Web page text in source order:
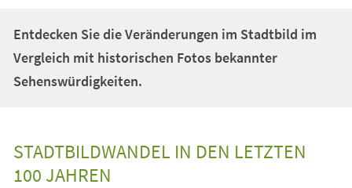
Entdecken Sie die Veränderungen im Stadtbild im
Vergleich mit historischen Fotos bekannter
Sehenswürdigkeiten.
STADTBILDWANDEL IN DEN LETZTEN
100 JAHREN